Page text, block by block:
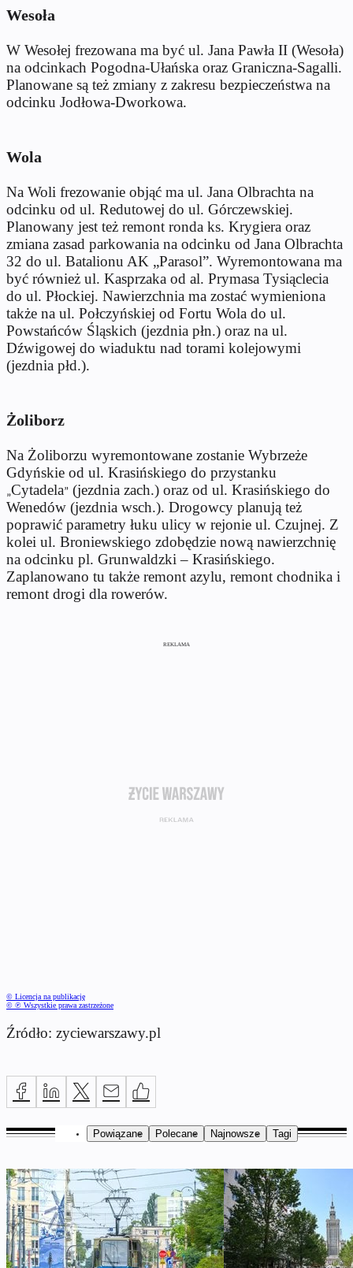
Wesoła
W Wesołej frezowana ma być ul. Jana Pawła II (Wesoła)
na odcinkach Pogodna-Ułańska oraz Graniczna-Sagalli.
Planowane są też zmiany z zakresu bezpieczeństwa na
odcinku Jodłowa-Dworkowa.
Wola
Na Woli frezowanie objąć ma ul. Jana Olbrachta na
odcinku od ul. Redutowej do ul. Górczewskiej.
Planowany jest też remont ronda ks. Krygiera oraz
zmiana zasad parkowania na odcinku od Jana Olbrachta
32 do ul. Batalionu AK „Parasol”. Wyremontowana ma
być również ul. Kasprzaka od al. Prymasa Tysiąclecia
do ul. Płockiej. Nawierzchnia ma zostać wymieniona
także na ul. Połczyńskiej od Fortu Wola do ul.
Powstańców Śląskich (jezdnia płn.) oraz na ul.
Dźwigowej do wiaduktu nad torami kolejowymi
(jezdnia płd.).
Żoliborz
Na Żoliborzu wyremontowane zostanie Wybrzeże
Gdyńskie od ul. Krasińskiego do przystanku
„Cytadela” (jezdnia zach.) oraz od ul. Krasińskiego do
Wenedów (jezdnia wsch.). Drogowcy planują też
poprawić parametry łuku ulicy w rejonie ul. Czujnej. Z
kolei ul. Broniewskiego zdobędzie nową nawierzchnię
na odcinku pl. Grunwaldzki – Krasińskiego.
Zaplanowano tu także remont azylu, remont chodnika i
remont drogi dla rowerów.
REKLAMA
© Licencja na publikację
© ℗ Wszystkie prawa zastrzeżone
Źródło: zyciewarszawy.pl
Powiązane Polecane Najnowsze Tagi